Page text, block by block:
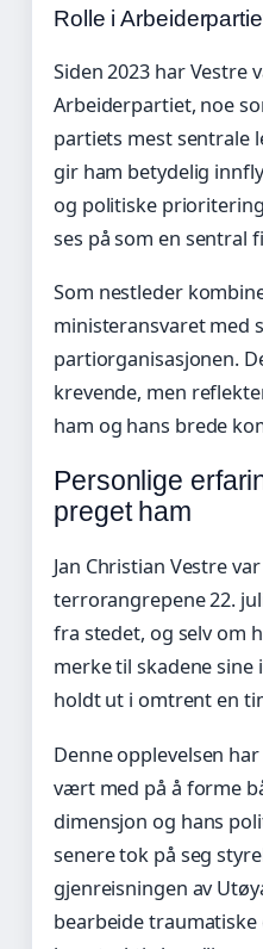
Rolle i
Siden 2023 har Vestre
Arbeiderpartiet, noe
partiets mest sentrale
gir ham betydelig
og politiske
ses på som en sentral
Som nestleder
ministeransvaret med
partiorganisasjonen.
krevende, men
ham og hans brede
Personlige
preget ham
Jan Christian Vestre
terrorangrepene 22.
fra stedet, og selv om
merke til skadene sine
holdt ut i omtrent en
Denne opplevelsen
vært med på å forme
dimensjon og hans
senere tok på seg
gjenreisningen av
bearbeide